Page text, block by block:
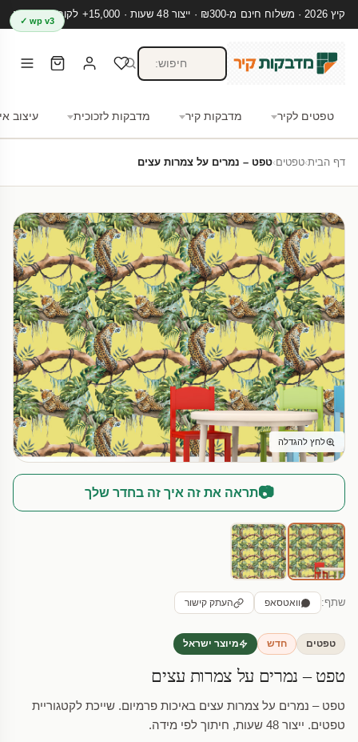
קיץ 2026 · משלוח חינם מ-₪300 · ייצור 48 שעות · 15,000+ לקוחות מרוצים
טפטים לקיר מדבקות קיר מדבקות לזכוכית עיצוב
wp v3 ✓
דף הבית›טפטים›טפט – נמרים על צמרות עצים
לחץ להגדלה
📷תראה את זה איך זה בחדר שלך
שתף: וואטסאפ העתק קישור
טפטים חדש מיוצר ישראל
טפט – נמרים על צמרות עצים
טפט – נמרים על צמרות עצים באיכות פרמיום. שייכת לקטגוריית
טפטים. ייצור 48 שעות, חיתוך לפי מידה.